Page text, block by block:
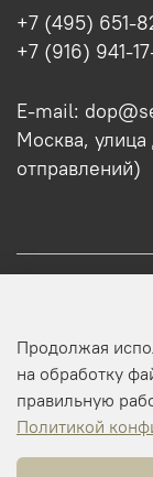
Оптовикам
Профиль
+7 (495) 651-
+7 (916) 941-
E-mail:
Москва,
отправлений)
Продолжая
на обработку
правильную
Политикой